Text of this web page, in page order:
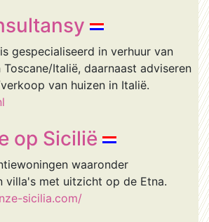
gespecialiseerd in verhuur van
Italië, daarnaast adviseren
van huizen in Italië.
op Sicilië
waaronder
villa's met uitzicht op de Etna.
sicilia.com/